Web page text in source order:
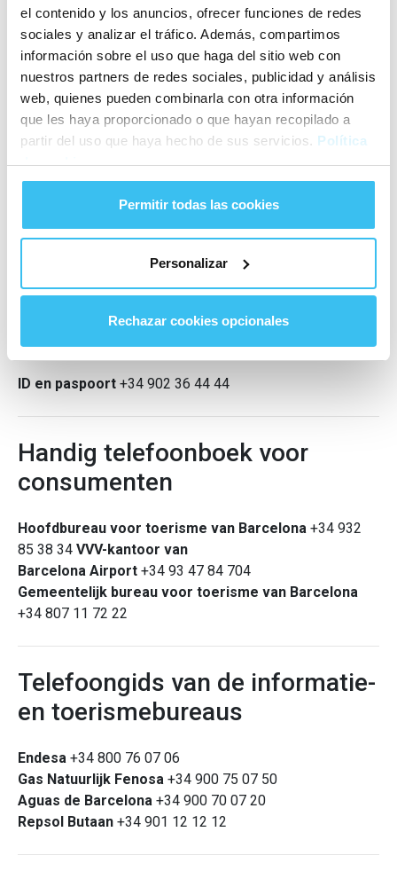
el contenido y los anuncios, ofrecer funciones de redes
sociales y analizar el tráfico. Además, compartimos
información sobre el uso que haga del sitio web con
nuestros partners de redes sociales, publicidad y análisis
web, quienes pueden combinarla con otra información
que les haya proporcionado o que hayan recopilado a
partir del uso que haya hecho de sus servicios. Política
de cookies
Permitir todas las cookies
Personalizar
Rechazar cookies opcionales
Renfe+34 902 32 03 20
Cercanía Catalunya+34 900 41 00 41
Stadsbussen EMT+34 902 50 78 50
Verkeerstelefoonboek
Snelwegen van Catalonië
+34 902 20 03 20
Catalaanse Verkeersdienst012
Telefoongids maatschappelijke
organisaties
ID en paspoort +34 902 36 44 44
Handig telefoonboek voor
consumenten
Hoofdbureau voor toerisme van Barcelona +34 932
85 38 34 VVV-kantoor van
Barcelona Airport +34 93 47 84 704
Gemeentelijk bureau voor toerisme van Barcelona
+34 807 11 72 22
Telefoongids van de informatie-
en toerismebureaus
Endesa +34 800 76 07 06
Gas Natuurlijk Fenosa +34 900 75 07 50
Aguas de Barcelona +34 900 70 07 20
Repsol Butaan +34 901 12 12 12